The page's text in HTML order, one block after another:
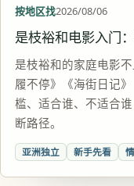
按地区找2026/08/06
是枝裕和电影入门
是枝裕和的家庭电影
履不停》《海街日记
槛、适合谁、不适合
断路径。
亚洲独立 新手先看